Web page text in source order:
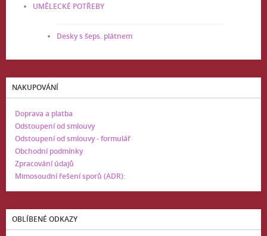
UMĚLECKÉ POTŘEBY
Desky s šeps. plátnem
NAKUPOVÁNÍ
Doprava a platba
Odstoupení od smlouvy
Odstoupení od smlouvy - formulář
Obchodní podmínky
Zpracování údajů
Mimosoudní řešení sporů (ADR):
OBLÍBENÉ ODKAZY